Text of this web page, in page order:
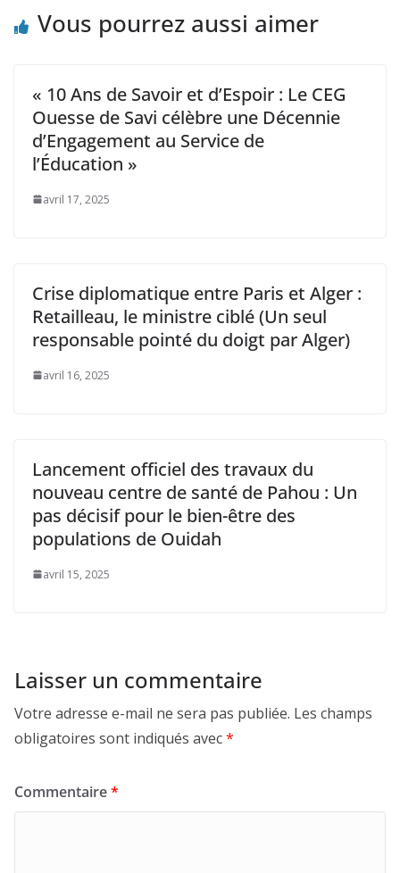
Vous pourrez aussi aimer
« 10 Ans de Savoir et d’Espoir : Le CEG
Ouesse de Savi célèbre une Décennie
d’Engagement au Service de
l’Éducation »
avril 17, 2025
Crise diplomatique entre Paris et Alger :
Retailleau, le ministre ciblé (Un seul
responsable pointé du doigt par Alger)
avril 16, 2025
Lancement officiel des travaux du
nouveau centre de santé de Pahou : Un
pas décisif pour le bien-être des
populations de Ouidah
avril 15, 2025
Laisser un commentaire
Votre adresse e-mail ne sera pas publiée. Les champs
obligatoires sont indiqués avec*
Commentaire*